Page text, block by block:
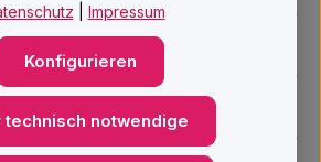
Impressum
technisch notwendige
Konfigurieren